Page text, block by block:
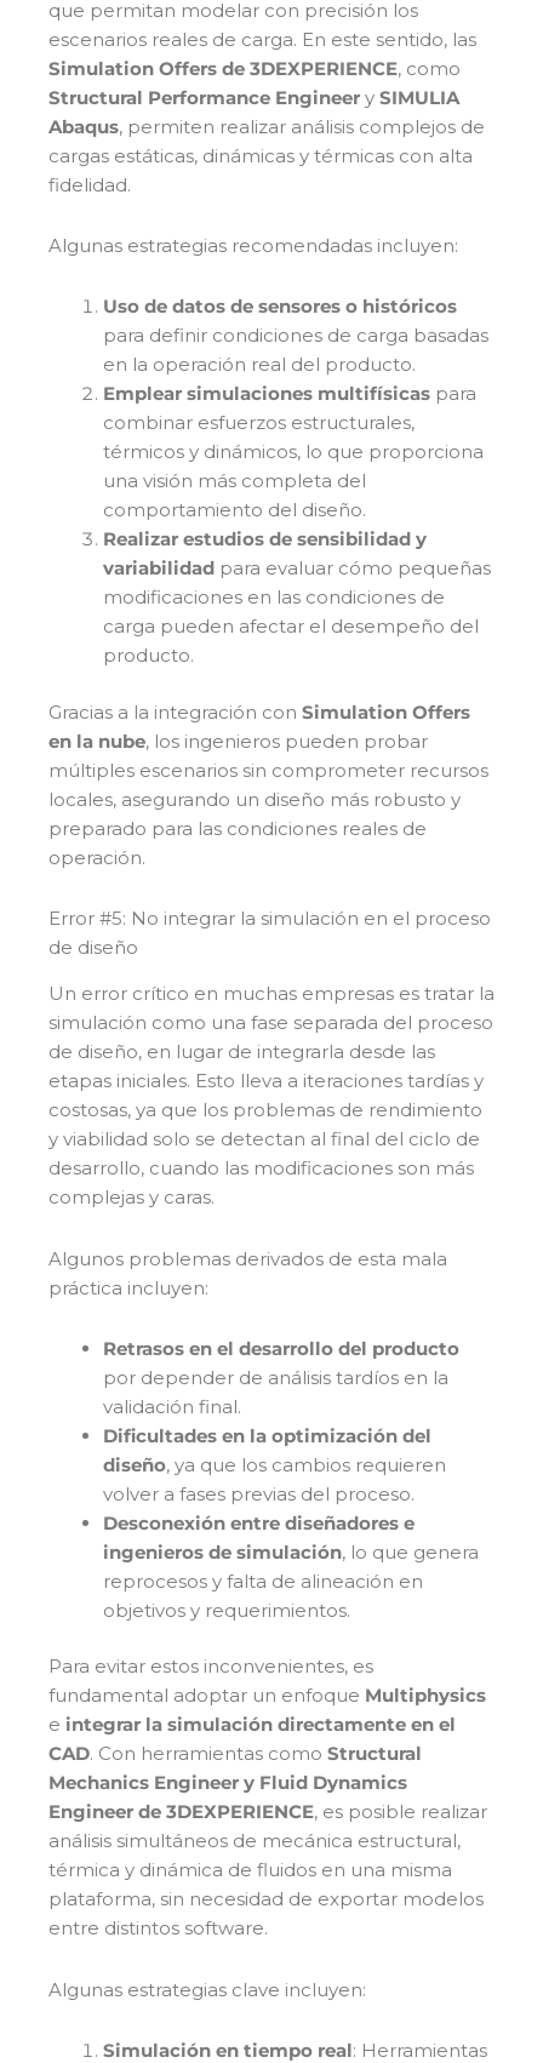
que permitan modelar con precisión los
escenarios reales de carga. En este sentido, las
Simulation Offers de 3DEXPERIENCE, como
Structural Performance Engineer y SIMULIA
Abaqus, permiten realizar análisis complejos de
cargas estáticas, dinámicas y térmicas con alta
fidelidad.
Algunas estrategias recomendadas incluyen:
Uso de datos de sensores o históricos
para definir condiciones de carga basadas
en la operación real del producto.
Emplear simulaciones multifísicas para
combinar esfuerzos estructurales,
térmicos y dinámicos, lo que proporciona
una visión más completa del
comportamiento del diseño.
Realizar estudios de sensibilidad y
variabilidad para evaluar cómo pequeñas
modificaciones en las condiciones de
carga pueden afectar el desempeño del
producto.
Gracias a la integración con Simulation Offers
en la nube, los ingenieros pueden probar
múltiples escenarios sin comprometer recursos
locales, asegurando un diseño más robusto y
preparado para las condiciones reales de
operación.
Error #5: No integrar la simulación en el proceso
de diseño
Un error crítico en muchas empresas es tratar la
simulación como una fase separada del proceso
de diseño, en lugar de integrarla desde las
etapas iniciales. Esto lleva a iteraciones tardías y
costosas, ya que los problemas de rendimiento
y viabilidad solo se detectan al final del ciclo de
desarrollo, cuando las modificaciones son más
complejas y caras.
Algunos problemas derivados de esta mala
práctica incluyen:
Retrasos en el desarrollo del producto
por depender de análisis tardíos en la
validación final.
Dificultades en la optimización del
diseño, ya que los cambios requieren
volver a fases previas del proceso.
Desconexión entre diseñadores e
ingenieros de simulación, lo que genera
reprocesos y falta de alineación en
objetivos y requerimientos.
Para evitar estos inconvenientes, es
fundamental adoptar un enfoque Multiphysics
e integrar la simulación directamente en el
CAD. Con herramientas como Structural
Mechanics Engineer y Fluid Dynamics
Engineer de 3DEXPERIENCE, es posible realizar
análisis simultáneos de mecánica estructural,
térmica y dinámica de fluidos en una misma
plataforma, sin necesidad de exportar modelos
entre distintos software.
Algunas estrategias clave incluyen:
Simulación en tiempo real: Herramientas